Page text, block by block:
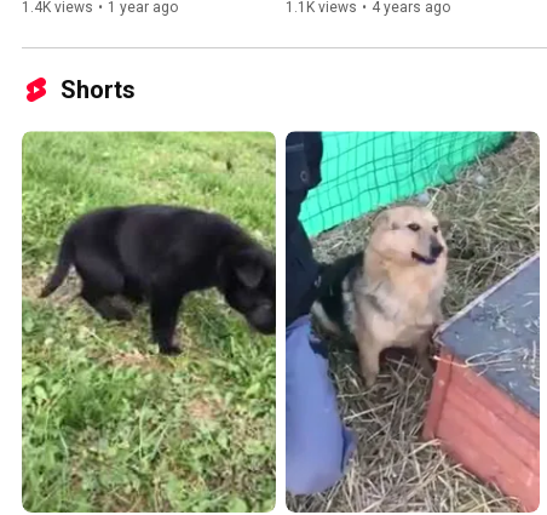
1.4K views • 1 year ago
Straßenhunde
1.1K views • 4 years ago
Shorts